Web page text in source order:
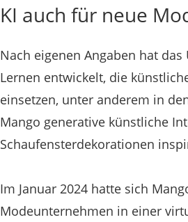
KI auch für neue
Nach eigenen Angaben hat
Lernen entwickelt, die
einsetzen, unter anderem in
Mango generative künstliche
Schaufensterdekorationen
Im Januar 2024 hatte sich
Modeunternehmen in einer